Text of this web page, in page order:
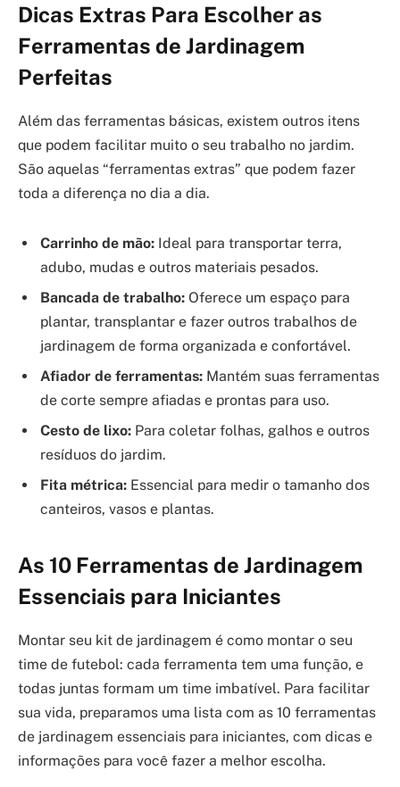
Dicas Extras Para Escolher as
Ferramentas de Jardinagem
Perfeitas
Além das ferramentas básicas, existem outros itens
que podem facilitar muito o seu trabalho no jardim.
São aquelas “ferramentas extras” que podem fazer
toda a diferença no dia a dia.
Carrinho de mão: Ideal para transportar terra,
adubo, mudas e outros materiais pesados.
Bancada de trabalho: Oferece um espaço para
plantar, transplantar e fazer outros trabalhos de
jardinagem de forma organizada e confortável.
Afiador de ferramentas: Mantém suas ferramentas
de corte sempre afiadas e prontas para uso.
Cesto de lixo: Para coletar folhas, galhos e outros
resíduos do jardim.
Fita métrica: Essencial para medir o tamanho dos
canteiros, vasos e plantas.
As 10 Ferramentas de Jardinagem
Essenciais para Iniciantes
Montar seu kit de jardinagem é como montar o seu
time de futebol: cada ferramenta tem uma função, e
todas juntas formam um time imbatível. Para facilitar
sua vida, preparamos uma lista com as 10 ferramentas
de jardinagem essenciais para iniciantes, com dicas e
informações para você fazer a melhor escolha.